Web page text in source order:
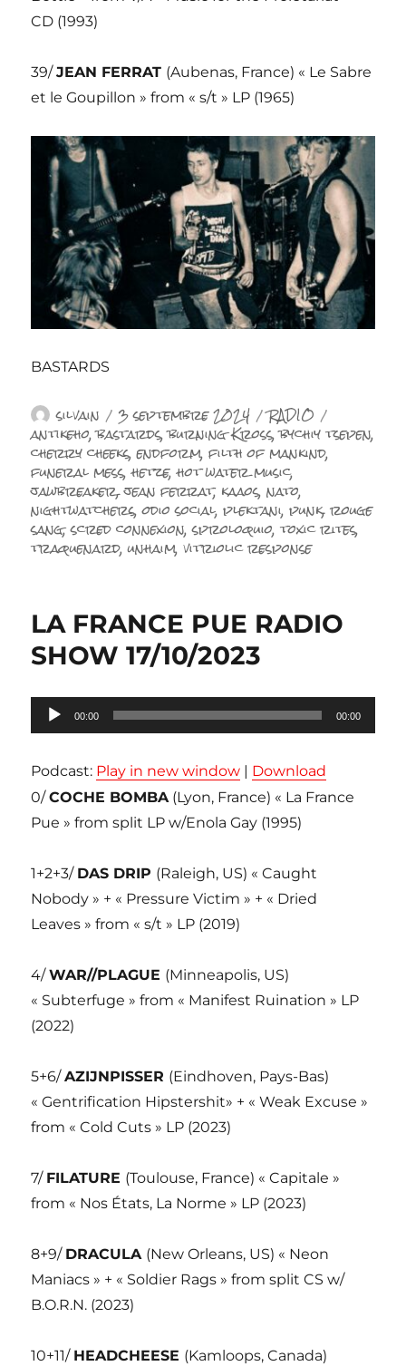
CD (1993)
39/JEAN FERRAT (Aubenas, France) « Le Sabre
et le Goupillon » from « s/t » LP (1965)
BASTARDS
Auteur
silvain Publié
le
3 septembre 2024 Catégories
RADIO
antikeho,bastards,burning Kross,bychiy tsepen,
cherry cheeks,endform,filth of mankind,
funeral mess,hetze,hot water music,
jawbreaker,jean ferrat,kaaos,nato,
nightwatchers,odio social,plektani,punk,rouge
sang,scred connexion,sproloquio,toxic rites,
traquenard,unhaim,vitriolic response
LA FRANCE PUE RADIO
SHOW 17/10/2023
Lecteur
audio
00:00 00:00
Podcast: Play in new window | Download
0/COCHE BOMBA(Lyon, France) « La France
Pue » from split LP w/Enola Gay (1995)
1+2+3/ DAS DRIP (Raleigh, US) « Caught
Nobody » + « Pressure Victim » + « Dried
Leaves » from « s/t » LP (2019)
4/WAR//PLAGUE (Minneapolis, US)
« Subterfuge » from « Manifest Ruination » LP
(2022)
5+6/AZIJNPISSER (Eindhoven, Pays-Bas)
« Gentrification Hipstershit» + « Weak Excuse »
from « Cold Cuts » LP (2023)
7/ FILATURE (Toulouse, France) « Capitale »
from « Nos États, La Norme » LP (2023)
8+9/ DRACULA (New Orleans, US) « Neon
Maniacs » + « Soldier Rags » from split CS w/
B.O.R.N. (2023)
10+11/ HEADCHEESE (Kamloops, Canada)